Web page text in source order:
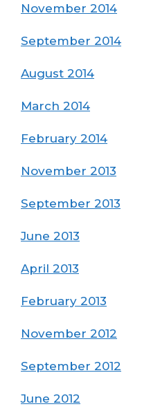
November 2014
September 2014
August 2014
March 2014
February 2014
November 2013
September 2013
June 2013
April 2013
February 2013
November 2012
September 2012
June 2012